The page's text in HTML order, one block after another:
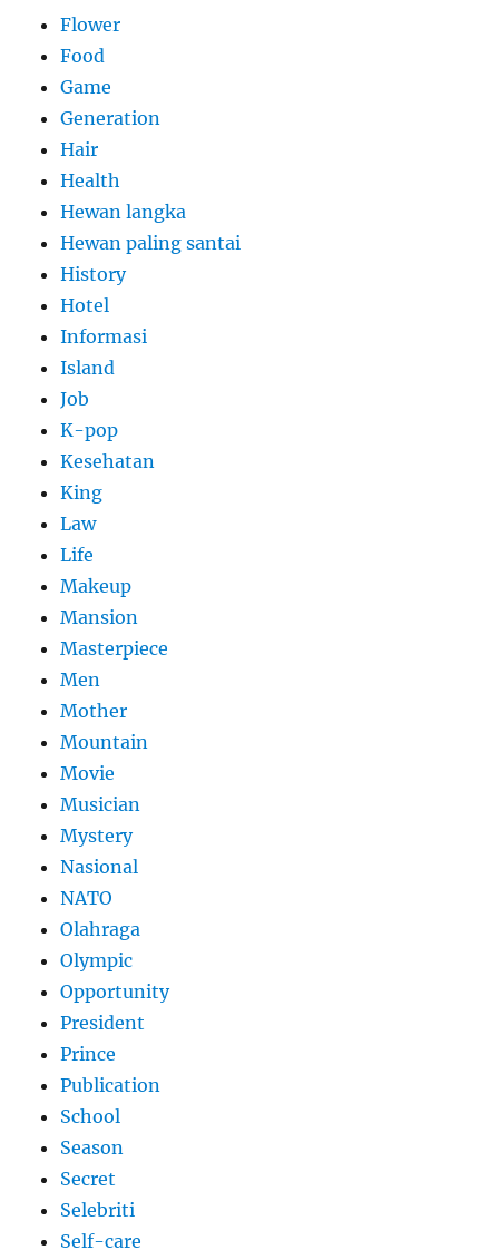
Flower
Food
Game
Generation
Hair
Health
Hewan langka
Hewan paling santai
History
Hotel
Informasi
Island
Job
K-pop
Kesehatan
King
Law
Life
Makeup
Mansion
Masterpiece
Men
Mother
Mountain
Movie
Musician
Mystery
Nasional
NATO
Olahraga
Olympic
Opportunity
President
Prince
Publication
School
Season
Secret
Selebriti
Self-care